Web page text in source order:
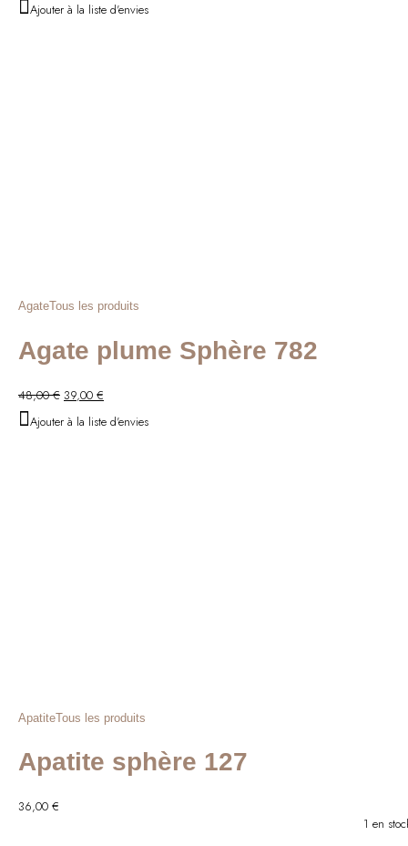
Ajouter à la liste d'envies
AgateTous les produits
Agate plume Sphère 782
48,00€ Le
initial
39,00 €
actuel
Ajouter à la liste d'envies
ApatiteTous les produits
Apatite sphère 127
36,00 €
1 en